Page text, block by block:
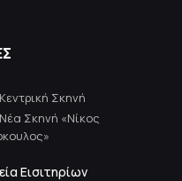
Κεντρική Σκηνή
Νέα Σκηνή «Νίκος
Εισιτηρίων